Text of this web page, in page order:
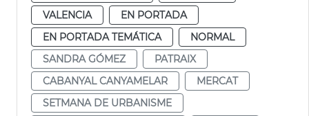
VALENCIA
EN PORTADA
EN PORTADA TEMÁTICA
NORMAL
SANDRA GÓMEZ
PATRAIX
CABANYAL CANYAMELAR
MERCAT
SETMANA DE URBANISME